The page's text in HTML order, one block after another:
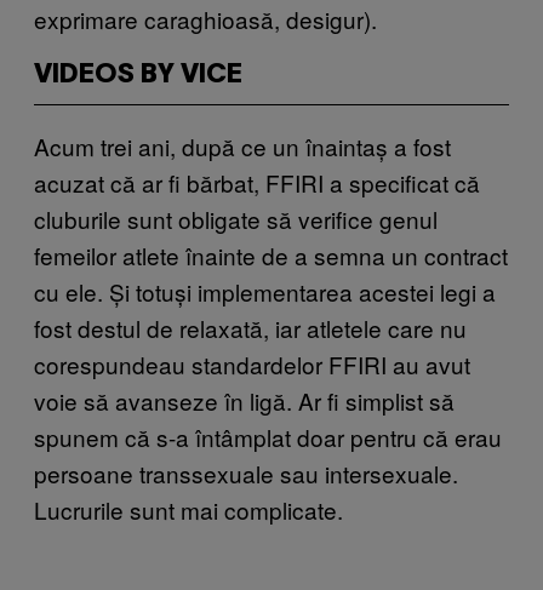
exprimare caraghioasă, desigur).
VIDEOS BY VICE
Acum trei ani, după ce un înaintaș a fost
acuzat că ar fi bărbat, FFIRI a specificat că
cluburile sunt obligate să verifice genul
femeilor atlete înainte de a semna un contract
cu ele. Și totuși implementarea acestei legi a
fost destul de relaxată, iar atletele care nu
corespundeau standardelor FFIRI au avut
voie să avanseze în ligă. Ar fi simplist să
spunem că s-a întâmplat doar pentru că erau
persoane transsexuale sau intersexuale.
Lucrurile sunt mai complicate.